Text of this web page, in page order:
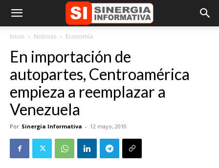
Inicio Noticias Economía
En importación de
autopartes, Centroamérica
empieza a reemplazar a
Venezuela
Por Sinergia Informativa - 12 mayo, 2010